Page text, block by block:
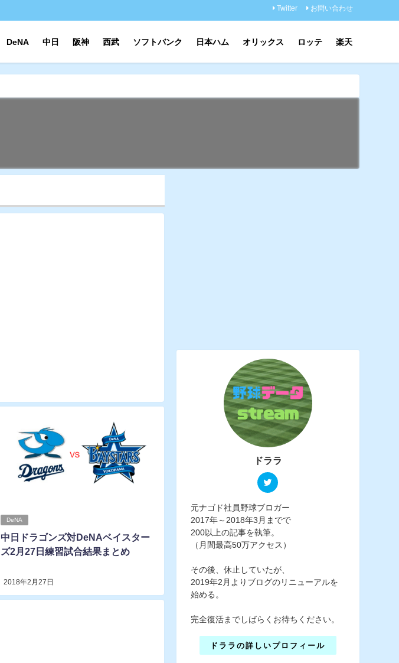
Twitter お問い合わせ
DeNA 中日 阪神 西武 ソフトバンク 日本ハム オリックス ロッテ 楽天
DeNA
中日ドラゴンズ対DeNAベイスター
ズ2月27日練習試合結果まとめ
2018年2月27日
ドララ
元ナゴド社員野球ブロガー
2017年～2018年3月までで
200以上の記事を執筆。
（月間最高50万アクセス）
その後、休止していたが、
2019年2月よりブログのリニューアルを
始める。
完全復活までしばらくお待ちください。
ドララの詳しいプロフィール